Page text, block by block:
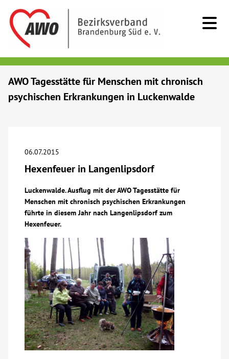
Senioren
Begegnung
Bildung
Über uns
Veranstaltungen
Spenden
Mitmachen
AWO Tagesstätte für Menschen mit chronisch
psychischen Erkrankungen in Luckenwalde
06.07.2015
Hexenfeuer in Langenlipsdorf
Luckenwalde. Ausflug mit der AWO Tagesstätte für
Menschen mit chronisch psychischen Erkrankungen
führte in diesem Jahr nach Langenlipsdorf zum
Hexenfeuer.